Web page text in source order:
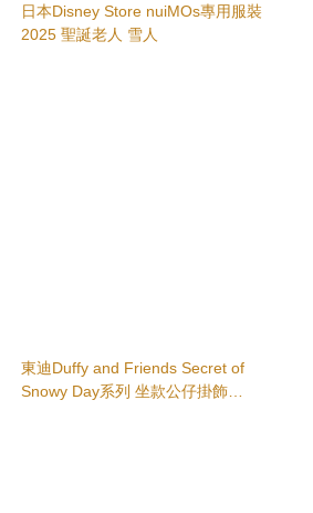
日本Disney Store nuiMOs專用服裝
2025 聖誕老人 雪人
東迪Duffy and Friends Secret of
Snowy Day系列 坐款公仔掛飾